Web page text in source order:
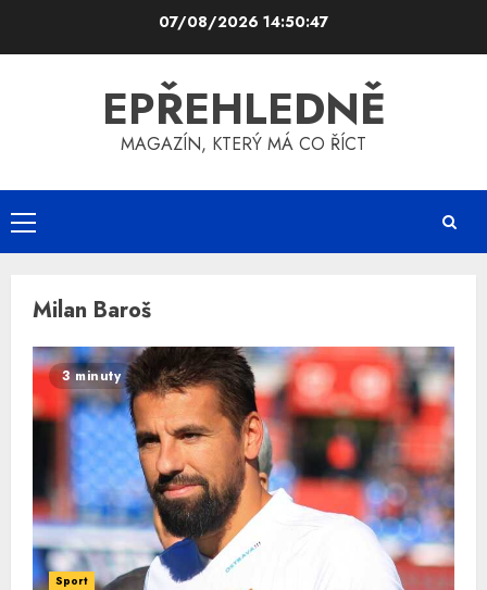
07/08/2026 14:50:47
EPŘEHLEDNĚ
MAGAZÍN, KTERÝ MÁ CO ŘÍCT
Primary
Menu
Milan Baroš
3 minuty
Sport